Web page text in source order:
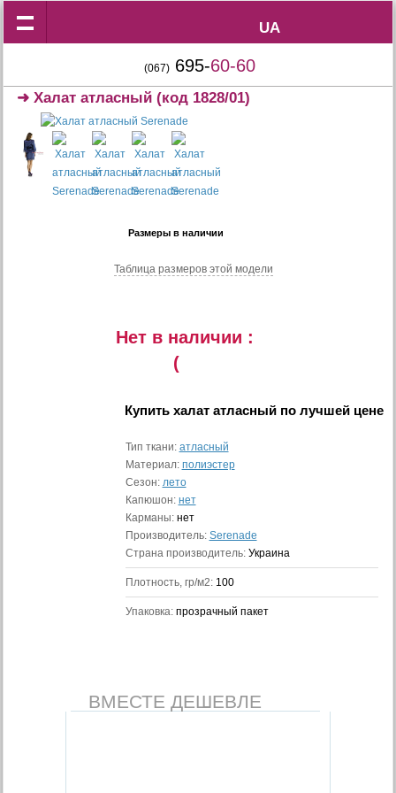
UA
UA
(067) 695-60-60
➜Халат атласный (код 1828/01)
Размеры в наличии
Таблица размеров этой модели
Нет в наличии :
(
Купить халат атласныйпо лучшей цене
Тип ткани: атласный
Материал: полиэстер
Сезон: лето
Капюшон: нет
Карманы: нет
Производитель: Serenade
Страна производитель: Украина
Плотность, гр/м2: 100
Упаковка: прозрачный пакет
ВМЕСТЕ ДЕШЕВЛЕ